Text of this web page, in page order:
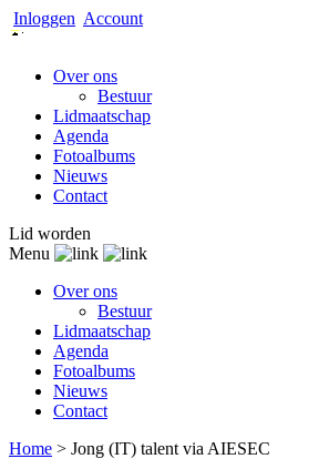
Inloggen Account
Over ons
Bestuur
Lidmaatschap
Agenda
Fotoalbums
Nieuws
Contact
Lid worden
Menu
Over ons
Bestuur
Lidmaatschap
Agenda
Fotoalbums
Nieuws
Contact
Home > Jong (IT) talent via AIESEC